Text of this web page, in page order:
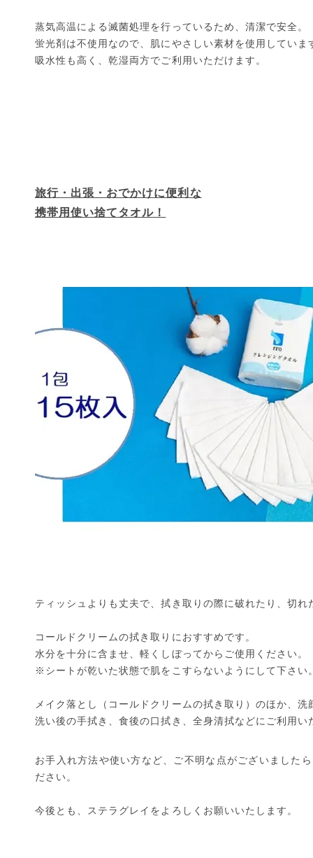
蒸気高温による滅菌処理を行っているため、清潔で安全。
蛍光剤は不使用なので、肌にやさしい素材を使用していま
吸水性も高く、乾湿両方でご利用いただけます。
旅行・出張・おでかけに便利な
携帯用使い捨てタオル！
ティッシュよりも丈夫で、拭き取りの際に破れたり、切れ
コールドクリームの拭き取りにおすすめです。
水分を十分に含ませ、軽くしぼってからご使用ください。
※シートが乾いた状態で肌をこすらないようにして下さい
メイク落とし（コールドクリームの拭き取り）のほか、
洗い後の手拭き、食後の口拭き、全身清拭などにご利用い
お手入れ方法や使い方など、ご不明な点がございました
ださい。
今後とも、ステラグレイをよろしくお願いいたします。